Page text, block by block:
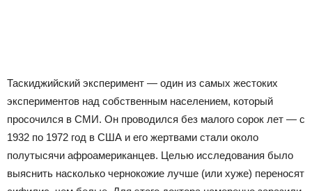
Таскиджийский эксперимент — один из самых жестоких
экспериментов над собственным населением, который
просочился в СМИ. Он проводился без малого сорок лет — с
1932 по 1972 год в США и его жертвами стали около
полутысячи афроамериканцев. Целью исследования было
выяснить насколько чернокожие лучше (или хуже) переносят